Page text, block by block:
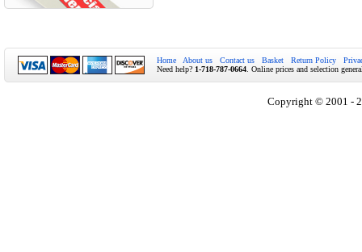
Home About us Contact us Basket Return Policy
Need help? 1-718-787-0664 . Online prices and selection
Copyright © 2001 -